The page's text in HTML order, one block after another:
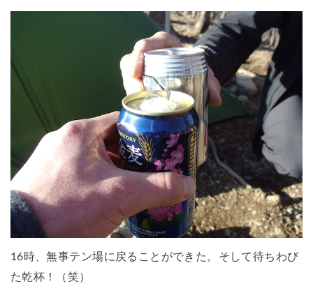
16時、無事テン場に戻ることができた。そして待ちわび
た乾杯！（笑）